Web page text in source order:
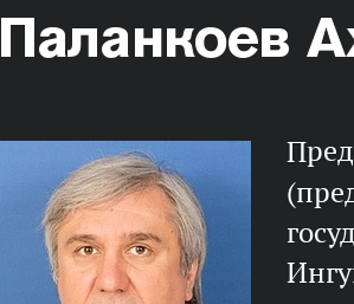
Паланкоев
представитель от законодательного